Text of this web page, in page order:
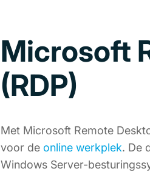
Microsoft
(RDP)
Met Microsoft Remote
voor de online werkplek. De
Windows Server-